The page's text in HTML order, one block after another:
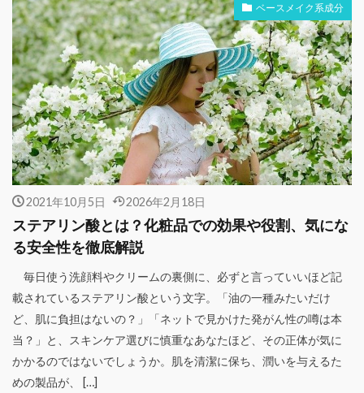
ベースメイク系成分
2021年10月5日 2026年2月18日
ステアリン酸とは？化粧品での効果や役割、気にな
る安全性を徹底解説
毎日使う洗顔料やクリームの裏側に、必ずと言っていいほど記
載されているステアリン酸という文字。「油の一種みたいだけ
ど、肌に負担はないの？」「ネットで見かけた発がん性の噂は本
当？」と、スキンケア選びに慎重なあなたほど、その正体が気に
かかるのではないでしょうか。肌を清潔に保ち、潤いを与えるた
めの製品が、 […]